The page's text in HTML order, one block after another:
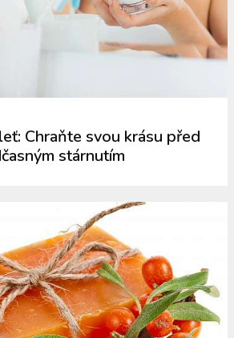
Chraňte svou krásu před
stárnutím